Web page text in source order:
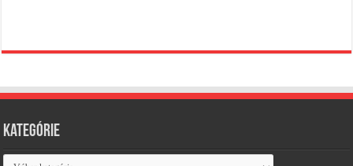
Kategórie
Kategórie